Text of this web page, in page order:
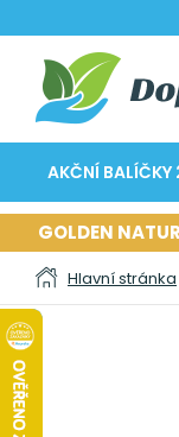
AKČNÍ BALÍČKY
GOLDEN
Hlavní stránka